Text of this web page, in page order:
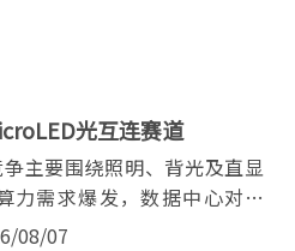
光互连赛道
主要围绕照明、背光及直显
力需求爆发，数据中心对高
高要求，Micro LED逐步...
08/07